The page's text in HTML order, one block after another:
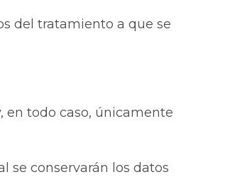
del tratamiento a que se
en todo caso, únicamente
se conservarán los datos